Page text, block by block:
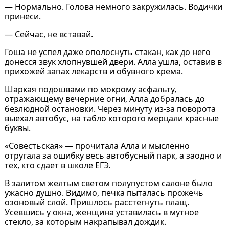
— Нормально. Голова немного закружилась. Водички
принеси.
— Сейчас, не вставай.
Гоша не успел даже ополоснуть стакан, как до него
донесся звук хлопнувшей двери. Алла ушла, оставив в
прихожей запах лекарств и обувного крема.
Шаркая подошвами по мокрому асфальту,
отражающему вечерние огни, Алла добралась до
безлюдной остановки. Через минуту из-за поворота
выехал автобус, на табло которого мерцали красные
буквы.
«Совестьская» — прочитала Алла и мысленно
отругала за ошибку весь автобусный парк, а заодно и
тех, кто сдает в школе ЕГЭ.
В залитом желтым светом полупустом салоне было
ужасно душно. Видимо, печка пыталась прожечь
озоновый слой. Пришлось расстегнуть плащ.
Усевшись у окна, женщина уставилась в мутное
стекло, за которым накрапывал дождик.